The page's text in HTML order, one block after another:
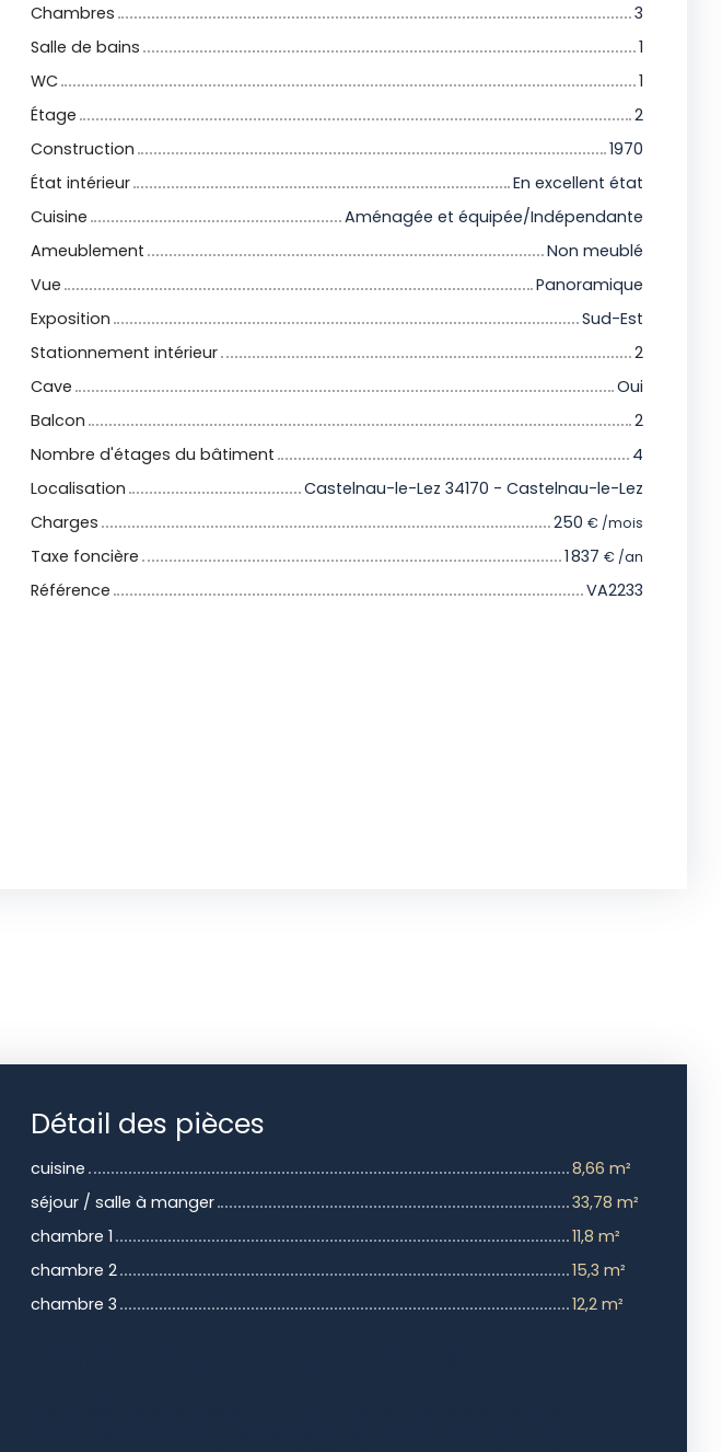
Chambres
3
Salle de bains
1
WC
1
Étage
2
Construction
1970
État intérieur
En excellent état
Cuisine
Aménagée et équipée/Indépendante
Ameublement
Non meublé
Vue
Panoramique
Exposition
Sud-Est
Stationnement intérieur
2
Cave
Oui
Balcon
2
Nombre d'étages du bâtiment
4
Localisation
Castelnau-le-Lez 34170 - Castelnau-le-Lez
Charges
250 € /mois
Taxe foncière 1 837 € /an
Référence VA2233
Détail des pièces
cuisine
8,66 m²
séjour / salle à manger
33,78 m²
chambre 1
11,8 m²
chambre 2
15,3 m²
chambre 3
12,2 m²